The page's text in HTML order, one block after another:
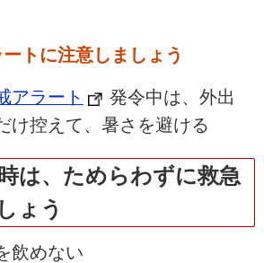
トに注意しましょう
アラート
発令中は、外出
け控えて、暑さを避ける
は、ためらわずに救急
ょう
飲めない